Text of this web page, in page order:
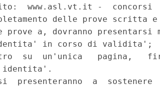
www.asl.vt.it -  concorsi
delle prove scritta
prove a, dovranno presentarsi
in corso di validita';
su  un'unica   pagina,
identita'.
presenteranno  a  sostenere